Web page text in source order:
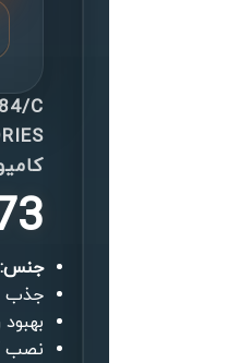
C
جنس:
جذب
نصب